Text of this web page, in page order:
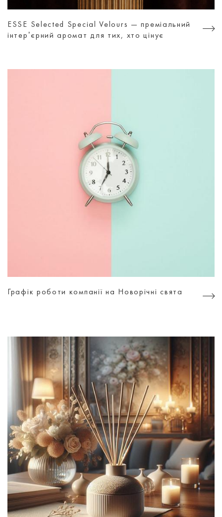
ESSE Selected Special Velours — преміальний
інтерʼєрний аромат для тих, хто цінує
Графік роботи компанії на Новорічні свята